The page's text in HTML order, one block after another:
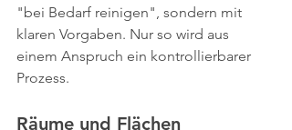
"bei Bedarf reinigen", sondern mit
klaren Vorgaben. Nur so wird aus
einem Anspruch ein kontrollierbarer
Prozess.
Räume und Flächen